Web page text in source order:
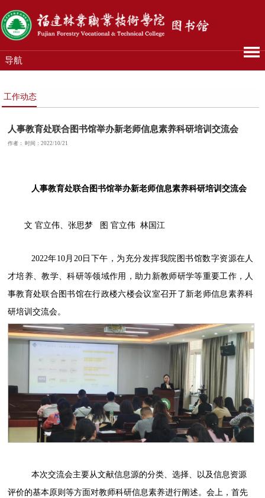
导航
工作动态
人事教育处联合图书馆举办新老师信息素养科研培训交流会
作者： 时间：2022/10/21
人事教育处联合图书馆举办新老师信息素养科研培训交流会
文 官立伟、张思梦 图 官立伟 林国江
2022年10月 20日下午，为充分发挥我院图书馆数字资源在人
才培养、教学、科研等领域作用，助力新教师研学等重要工作， 人
事教育处联合 图书馆在行政楼六楼会议室召开了新老师信息素养科
研培训交流会。
本次交流会主要从文献信息源的分类、选择、以及信息资源
评价的基本原则 等方面对教师科研信息素养进行阐述。 会上，首先